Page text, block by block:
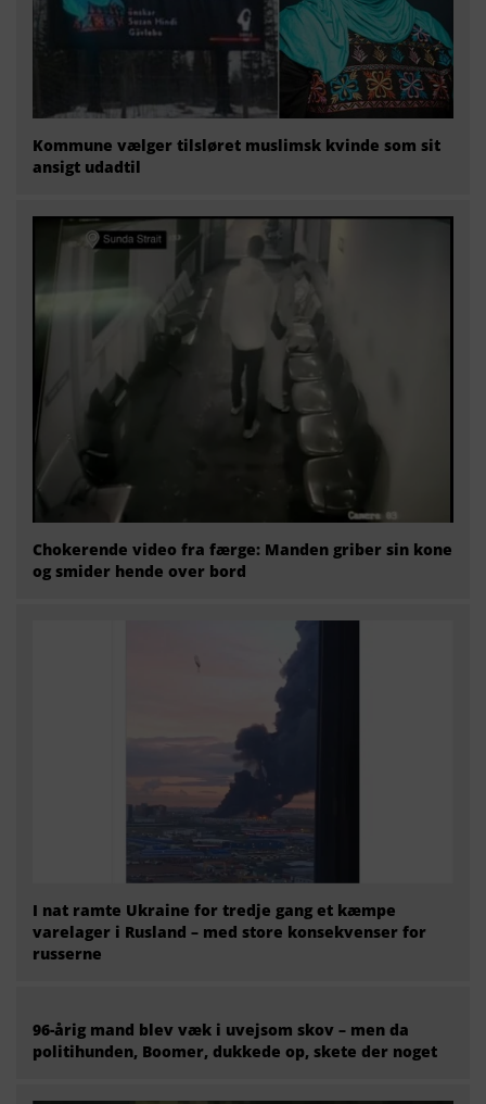
Kommune vælger tilsløret muslimsk kvinde som sit
ansigt udadtil
Chokerende video fra færge: Manden griber sin kone
og smider hende over bord
I nat ramte Ukraine for tredje gang et kæmpe
varelager i Rusland – med store konsekvenser for
russerne
96-årig mand blev væk i uvejsom skov – men da
politihunden, Boomer, dukkede op, skete der noget